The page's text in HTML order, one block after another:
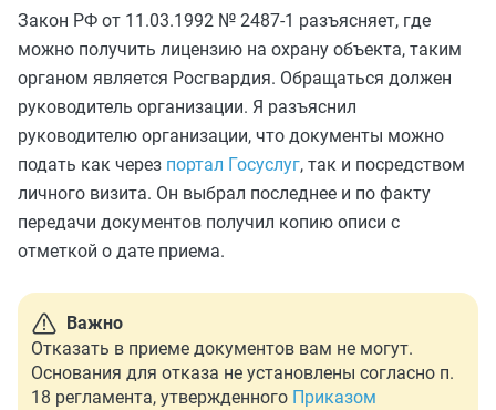
Закон РФ от 11.03.1992 № 2487-1 разъясняет, где
можно получить лицензию на охрану объекта, таким
органом является Росгвардия. Обращаться должен
руководитель организации. Я разъяснил
руководителю организации, что документы можно
подать как через портал Госуслуг, так и посредством
личного визита. Он выбрал последнее и по факту
передачи документов получил копию описи с
отметкой о дате приема.
Важно
Отказать в приеме документов вам не могут.
Основания для отказа не установлены согласно п.
18 регламента, утвержденного Приказом